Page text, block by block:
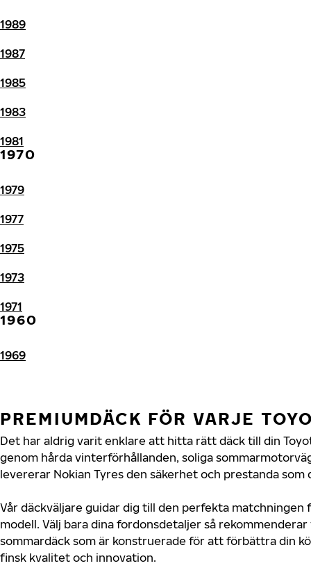
1989
1987
1985
1983
1981
1970
1979
1977
1975
1973
1971
1960
1969
PREMIUMDÄCK FÖR VARJE
Det har aldrig varit enklare att hitta rätt däck till din
genom hårda vinterförhållanden, soliga
levererar Nokian Tyres den säkerhet och prestanda som
Vår däckväljare guidar dig till den perfekta matchningen
modell. Välj bara dina fordonsdetaljer så
sommardäck som är konstruerade för att förbättra din
finsk kvalitet och innovation.